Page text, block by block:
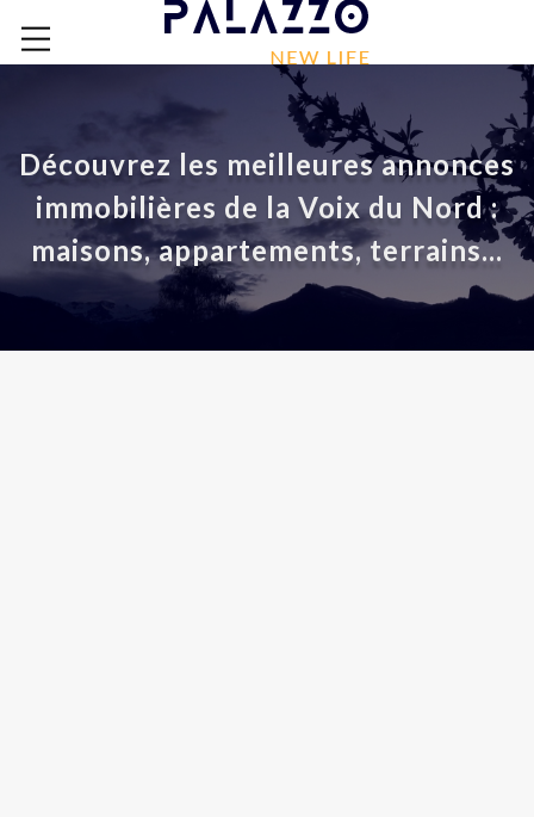
Découvrez les meilleures annonces
immobilières de la Voix du Nord :
maisons, appartements, terrains...